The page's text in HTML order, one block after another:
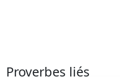
Proverbes liés